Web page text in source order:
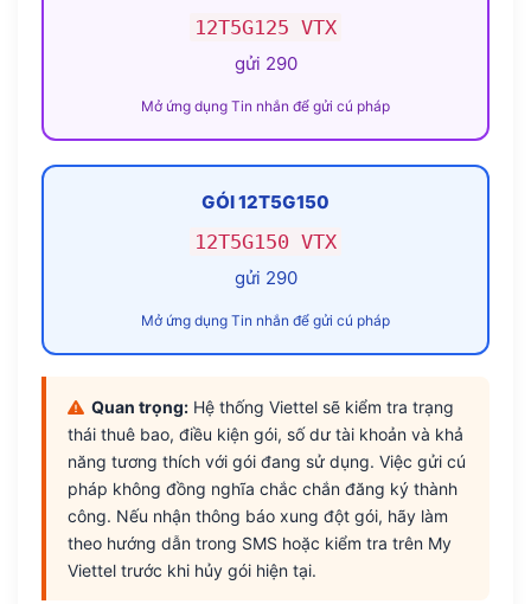
12T5G125 VTX
gửi 290
Mở ứng dụng Tin nhắn để gửi cú pháp
GÓI 12T5G150
12T5G150 VTX
gửi 290
Mở ứng dụng Tin nhắn để gửi cú pháp
Quan trọng: Hệ thống Viettel sẽ kiểm tra trạng
thái thuê bao, điều kiện gói, số dư tài khoản và khả
năng tương thích với gói đang sử dụng. Việc gửi cú
pháp không đồng nghĩa chắc chắn đăng ký thành
công. Nếu nhận thông báo xung đột gói, hãy làm
theo hướng dẫn trong SMS hoặc kiểm tra trên My
Viettel trước khi hủy gói hiện tại.